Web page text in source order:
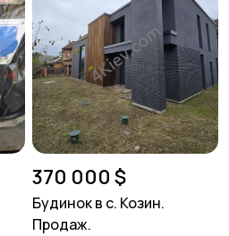
370 000 $
Будинок в с. Козин.
Продаж.